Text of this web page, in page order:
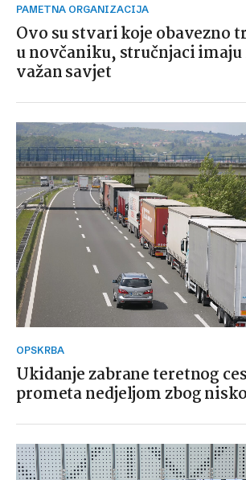
PAMETNA ORGANIZACIJA
Ovo su stvari koje obavezno
u novčaniku, stručnjaci imaju
važan savjet
OPSKRBA
Ukidanje zabrane teretnog
prometa nedjeljom zbog